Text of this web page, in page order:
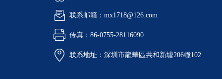
联系邮箱：mx1718@126.com
传真：86-0755-28116090
联系地址：深圳市龍華區共和新墟206幢102